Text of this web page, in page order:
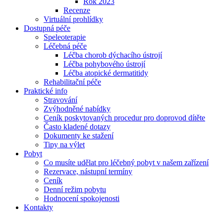
Recenze
Virtuální prohlídky
Dostupná péče
Speleoterapie
Léčebná péče
Léčba chorob dýchacího ústrojí
Léčba pohybového ústrojí
Léčba atopické dermatitidy
Rehabilitační péče
Praktické info
Stravování
Zvýhodněné nabídky
Ceník poskytovaných procedur pro doprovod dítěte
Často kladené dotazy
Dokumenty ke stažení
Tipy na výlet
Pobyt
Co musíte udělat pro léčebný pobyt v našem zařízení
Rezervace, nástupní termíny
Ceník
Denní režim pobytu
Hodnocení spokojenosti
Kontakty